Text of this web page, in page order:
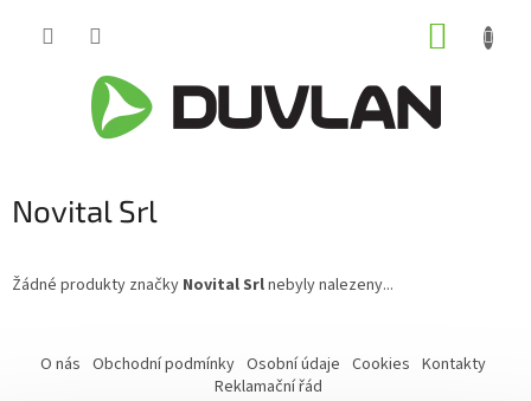
Novital Srl
Žádné produkty značky Novital Srlnebyly nalezeny...
O nás Obchodní podmínky Osobní údaje Cookies Kontakty
Reklamační řád